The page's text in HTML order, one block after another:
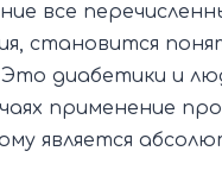
все
становится
диабетики и
применение
является